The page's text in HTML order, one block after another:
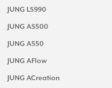
JUNG LS990
JUNG AS500
JUNG A550
JUNG AFlow
JUNG ACreation